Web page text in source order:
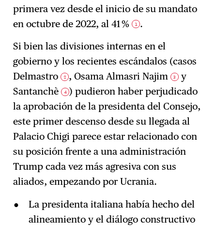
primera vez desde el inicio de su mandato
en octubre de 2022, al 41 % 1 .
Si bien las divisiones internas en el
gobierno y los recientes escándalos (casos
Delmastro 2 , Osama Almasri Najim 3 y
Santanchè 4 ) pudieron haber perjudicado
la aprobación de la presidenta del Consejo,
este primer descenso desde su llegada al
Palacio Chigi parece estar relacionado con
su posición frente a una administración
Trump cada vez más agresiva con sus
aliados, empezando por Ucrania.
La presidenta italiana había hecho del
alineamiento y el diálogo constructivo